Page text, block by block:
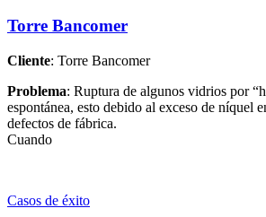
Torre Bancomer
Cliente: Torre Bancomer
Problema: Ruptura de algunos vidrios por
espontánea, esto debido al exceso de níquel
defectos de fábrica.
Cuando
Casos de éxito